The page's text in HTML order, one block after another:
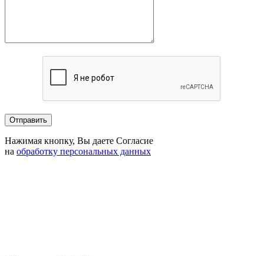
Нажимая кнопку, Вы даете Согласие
на обработку персональных данных